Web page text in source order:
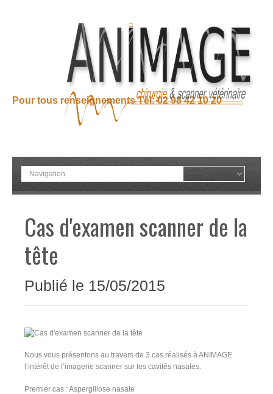
Pour tous renseignements Tél: 02 98 42 10 20
Cas d'examen scanner de la
tête
Publié le 15/05/2015
Nous vous présentons au travers de 3 cas réalisés à ANIMAGE
l’intérêt de l’imagerie scanner sur les cavités nasales.
Premier cas : Aspergillose nasale